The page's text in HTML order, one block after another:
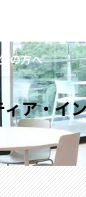
の方へ
ア・イ